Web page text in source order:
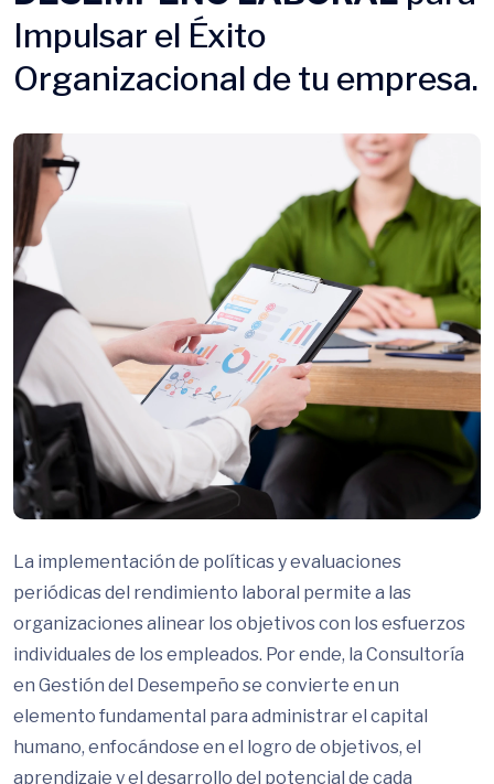
Impulsar el Éxito
Organizacional de tu empresa.
La implementación de políticas y evaluaciones
periódicas del rendimiento laboral permite a las
organizaciones alinear los objetivos con los esfuerzos
individuales de los empleados. Por ende, la Consultoría
en Gestión del Desempeño se convierte en un
elemento fundamental para administrar el capital
humano, enfocándose en el logro de objetivos, el
aprendizaje y el desarrollo del potencial de cada